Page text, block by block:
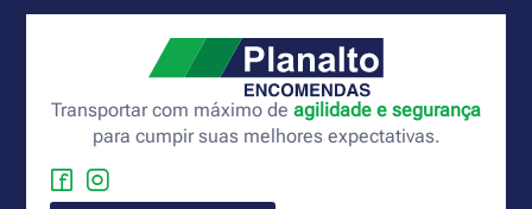
Transportar com máximo de agilidade e segurança
para cumpir suas melhores expectativas.